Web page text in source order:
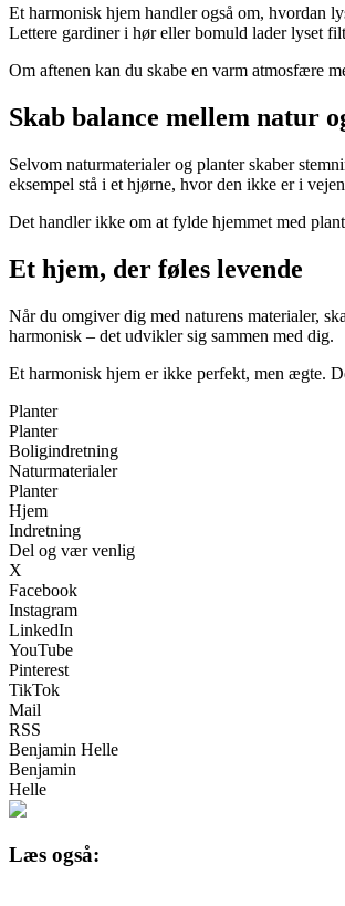
Et harmonisk hjem handler også om, hvordan
Lettere gardiner i hør eller bomuld lader lyset
Om aftenen kan du skabe en varm atmosfære
Skab balance mellem natur
Selvom naturmaterialer og planter skaber
eksempel stå i et hjørne, hvor den ikke er i
Det handler ikke om at fylde hjemmet med
Et hjem, der føles levende
Når du omgiver dig med naturens materialer,
harmonisk – det udvikler sig sammen med dig.
Et harmonisk hjem er ikke perfekt, men ægte.
Planter
Planter
Boligindretning
Naturmaterialer
Planter
Hjem
Indretning
Del og vær venlig
X
Facebook
Instagram
LinkedIn
YouTube
Pinterest
TikTok
Mail
RSS
Benjamin Helle
Benjamin
Helle
Læs også: